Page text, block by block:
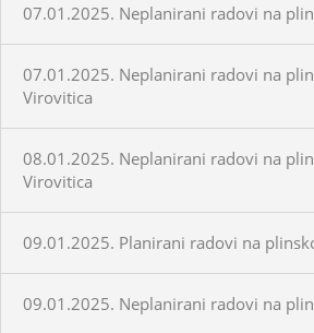
07.01.2025. Neplanirani radovi na
07.01.2025. Neplanirani radovi na
Virovitica
08.01.2025. Neplanirani radovi na
Virovitica
09.01.2025. Planirani radovi na
09.01.2025. Neplanirani radovi na